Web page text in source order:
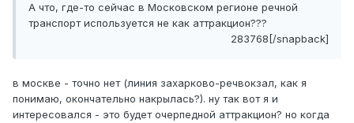
А что, где-то сейчас в Московском регионе речной
транспорт используется не как аттракцион???
283768[/snapback]
в москве - точно нет (линия захарково-речвокзал, как я
понимаю, окончательно накрылась?). ну так вот я и
интересовался - это будет очерпедной аттракцион? но когда